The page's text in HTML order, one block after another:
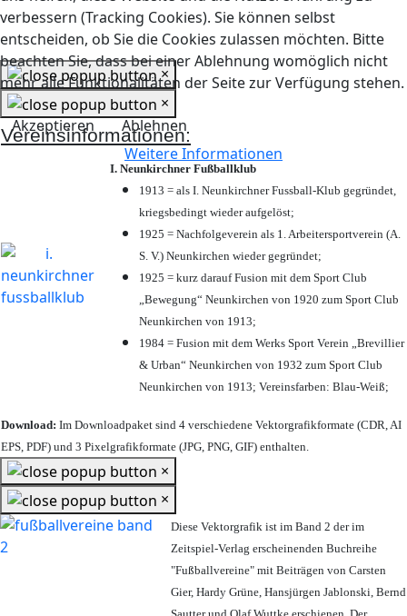
verbessern (Tracking Cookies). Sie können selbst
entscheiden, ob Sie die Cookies zulassen möchten. Bitte
beachten Sie, dass bei einer Ablehnung womöglich nicht
mehr alle Funktionalitäten der Seite zur Verfügung stehen.
Akzeptieren
Ablehnen
Weitere Informationen
×
×
Vereinsinformationen:
I. Neunkirchner Fußballklub
1913 = als I. Neunkirchner Fussball-Klub gegründet,
kriegsbedingt wieder aufgelöst;
1925 = Nachfolgeverein als 1. Arbeitersportverein (A.
S. V.) Neunkirchen wieder gegründet;
1925 = kurz darauf Fusion mit dem Sport Club
„Bewegung“ Neunkirchen von 1920 zum Sport Club
Neunkirchen von 1913;
1984 = Fusion mit dem Werks Sport Verein „Brevillier
& Urban“ Neunkirchen von 1932 zum Sport Club
Neunkirchen von 1913; Vereinsfarben: Blau-Weiß;
Download: Im Downloadpaket sind 4 verschiedene Vektorgrafikformate (CDR, AI
EPS, PDF) und 3 Pixelgrafikformate (JPG, PNG, GIF) enthalten.
×
×
Diese Vektorgrafik ist im Band 2 der im
Zeitspiel-Verlag erscheinenden Buchreihe
"Fußballvereine" mit Beiträgen von Carsten
Gier, Hardy Grüne, Hansjürgen Jablonski, Bernd